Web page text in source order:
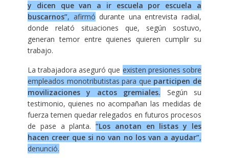
y dicen que van a ir escuela por escuela a
buscarnos”, afirmó durante una entrevista radial,
donde relató situaciones que, según sostuvo,
generan temor entre quienes quieren cumplir su
trabajo.
La trabajadora aseguró que existen presiones sobre
empleados monotributistas para que participen de
movilizaciones y actos gremiales. Según su
testimonio, quienes no acompañan las medidas de
fuerza temen quedar relegados en futuros procesos
de pase a planta.“Los anotan en listas y les
hacen creer que si no van no los van a ayudar”,
denunció.